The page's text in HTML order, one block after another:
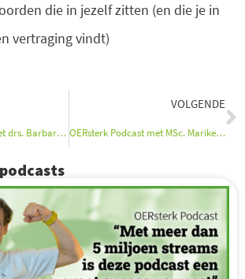
die in jezelf zitten (en die je in
vertraging vindt)
OERsterk Podcast met drs. Barbara Kok
VOLGENDE
OERsterk Podcast met MSc. Marike Klugkist